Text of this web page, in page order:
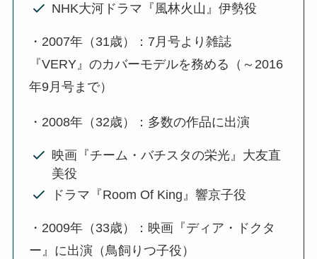
NHK大河ドラマ『風林火山』伊勢役
・2007年（31歳）：7月号より雑誌
『VERY』のカバーモデルを務める（～2016
年9月号まで）
・2008年（32歳）：多数の作品に出演
映画『チーム・バチスタの栄光』大友直
美役
ドラマ『Room Of King』響京子役
・2009年（33歳）：映画『ディア・ドクタ
ー』に出演（鳥飼りつ子役）